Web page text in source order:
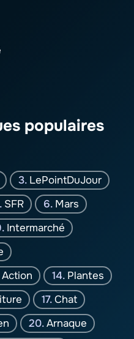
populaires
LePointDuJour
SFR
Mars
Intermarché
Action
Plantes
Chat
Arnaque